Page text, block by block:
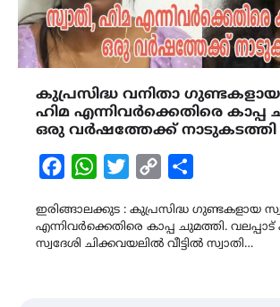
കുപ്രസിദ്ധ വനിതാ ഗുണ്ടകളായ
ഹിമ എന്നിവർക്കെതിരെ കാപ്പ
ഒരു വർഷത്തേക്ക് നാടുകടത്തി
FacebookWhatsAppTwitterCopy
ഇരിങ്ങാലക്കുട : കുപ്രസിദ്ധ ഗുണ്ടകളായ
എന്നിവർക്കെതിരെ കാപ്പ ചുമത്തി. വലപ്പാട്
സ്വദേശി ചിക്കവയലിൽ വീട്ടിൽ സ്വാതി…